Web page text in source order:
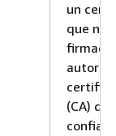
un
que no
firmado
(CA) de